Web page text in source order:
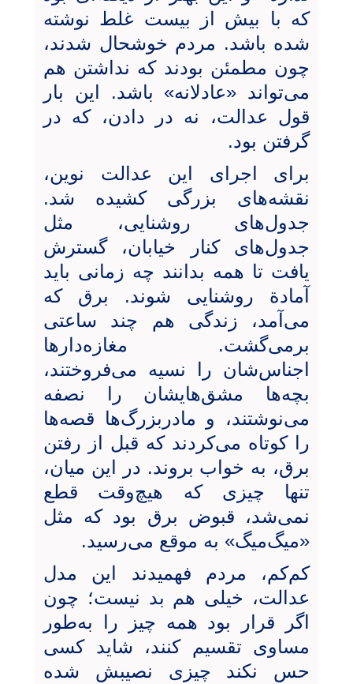
که با بیش از بیست غلط نوشته
شده باشد. مردم خوشحال شدند،
چون مطمئن بودند که نداشتن هم
می‌تواند «عادلانه» باشد. این بار
قول عدالت، نه در دادن، که در
گرفتن بود.
برای اجرای این عدالت نوین،
نقشه‌های بزرگی کشیده شد.
جدول‌های روشنایی، مثل
جدول‌های کنار خیابان، گسترش
یافت تا همه بدانند چه زمانی باید
آمادة روشنایی شوند. برق که
می‌آمد، زندگی هم چند ساعتی
برمی‌گشت. مغازه‌دارها
اجناس‌شان را نسیه می‌فروختند،
بچه‌ها مشق‌هایشان را نصفه
می‌نوشتند، و مادربزرگ‌ها قصه‌ها
را کوتاه می‌کردند که قبل از رفتن
برق، به خواب بروند. در این میان،
تنها چیزی که هیچ‌وقت قطع
نمی‌شد، قبوض برق بود که مثل
«میگ‌میگ» به موقع می‌رسید.
کم‌کم، مردم فهمیدند این مدل
عدالت، خیلی هم بد نیست؛ چون
اگر قرار بود همه چیز را به‌طور
مساوی تقسیم کنند، شاید کسی
حس نکند چیزی نصیبش شده